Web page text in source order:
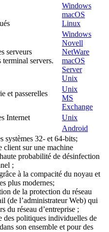
Windows
macOS
Linux
serveurs
servers.
Windows
Novell
NetWare
macOS
Server
Unix
et passerelles
Unix
MS
Exchange
Internet
Unix
Android
systèmes 32- et 64-bits;
client sur une machine
probabilité de désinfection
;
à la compacité du noyau et
plus modernes;
de la protection du réseau
(de l’administrateur Web) qui
du réseau d’entreprise ;
des politiques individuelles de
son ensemble et pour des